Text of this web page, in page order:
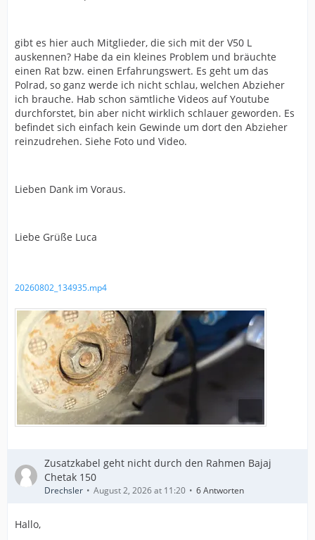
gibt es hier auch Mitglieder, die sich mit der V50 L
auskennen? Habe da ein kleines Problem und bräuchte
einen Rat bzw. einen Erfahrungswert. Es geht um das
Polrad, so ganz werde ich nicht schlau, welchen Abzieher
ich brauche. Hab schon sämtliche Videos auf Youtube
durchforstet, bin aber nicht wirklich schlauer geworden. Es
befindet sich einfach kein Gewinde um dort den Abzieher
reinzudrehen. Siehe Foto und Video.
Lieben Dank im Voraus.
Liebe Grüße Luca
20260802_134935.mp4
Zusatzkabel geht nicht durch den Rahmen Bajaj
Chetak 150
Drechsler August 2, 2026 at 11:20 6 Antworten
Hallo,